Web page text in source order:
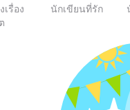
เรื่อง
นักเขียนที่รัก